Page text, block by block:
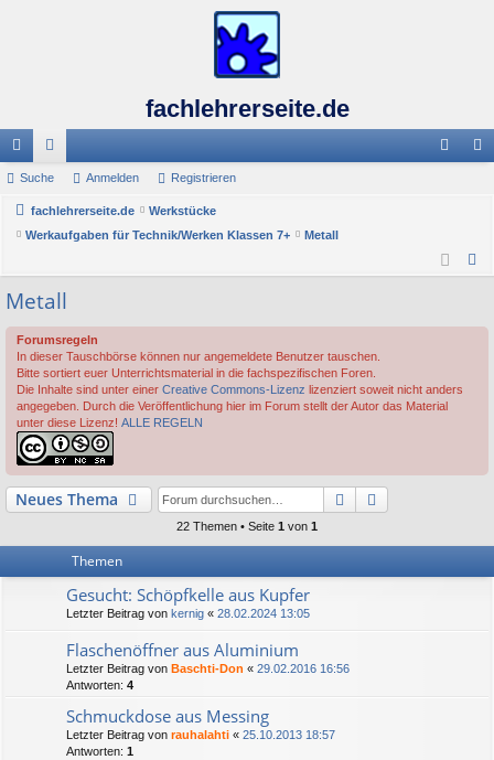
fachlehrerseite.de
ch
ne
ug
riff
or
en
de re
Suche Anmelden Registrieren
fachlehrerseite.de
Werkstücke
Werkaufgaben für Technik/Werken Klassen 7+
Metall
h
Metall
Forumsregeln
In dieser Tauschbörse können nur angemeldete Benutzer tauschen.
Bitte sortiert euer Unterrichtsmaterial in die fachspezifischen Foren.
Die Inhalte sind unter einer Creative Commons-Lizenz lizenziert soweit nicht anders
angegeben. Durch die Veröffentlichung hier im Forum stellt der Autor das Material
unter diese Lizenz! ALLE REGELN
Neues Thema Suche
22 Themen • Seite 1 von 1
Themen
Gesucht: Schöpfkelle aus Kupfer
Letzter Beitrag von kernig « 28.02.2024 13:05
Flaschenöffner aus Aluminium
Letzter Beitrag von Baschti-Don « 29.02.2016 16:56
Antworten: 4
Schmuckdose aus Messing
Letzter Beitrag von rauhalahti « 25.10.2013 18:57
Antworten: 1